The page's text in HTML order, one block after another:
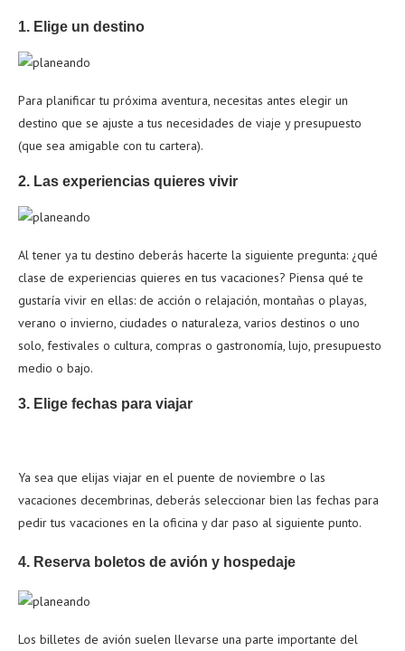
1. Elige un destino
Para planificar tu próxima aventura, necesitas antes elegir un
destino que se ajuste a tus necesidades de viaje y presupuesto
(que sea amigable con tu cartera).
2. Las experiencias quieres vivir
Al tener ya tu destino deberás hacerte la siguiente pregunta: ¿qué
clase de experiencias quieres en tus vacaciones? Piensa qué te
gustaría vivir en ellas: de acción o relajación, montañas o playas,
verano o invierno, ciudades o naturaleza, varios destinos o uno
solo, festivales o cultura, compras o gastronomía, lujo, presupuesto
medio o bajo.
3. Elige fechas para viajar
Ya sea que elijas viajar en el puente de noviembre o las
vacaciones decembrinas, deberás seleccionar bien las fechas para
pedir tus vacaciones en la oficina y dar paso al siguiente punto.
4. Reserva boletos de avión y hospedaje
Los billetes de avión suelen llevarse una parte importante del